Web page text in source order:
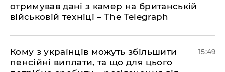
отримував дані з камер на британській
військовій техніці – The Telegraph
Кому з українців можуть збільшити
пенсійні виплати, та що для цього
15:49